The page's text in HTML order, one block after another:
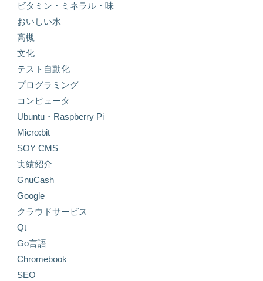
ビタミン・ミネラル・味
おいしい水
高槻
文化
テスト自動化
プログラミング
コンピュータ
Ubuntu・Raspberry Pi
Micro:bit
SOY CMS
実績紹介
GnuCash
Google
クラウドサービス
Qt
Go言語
Chromebook
SEO